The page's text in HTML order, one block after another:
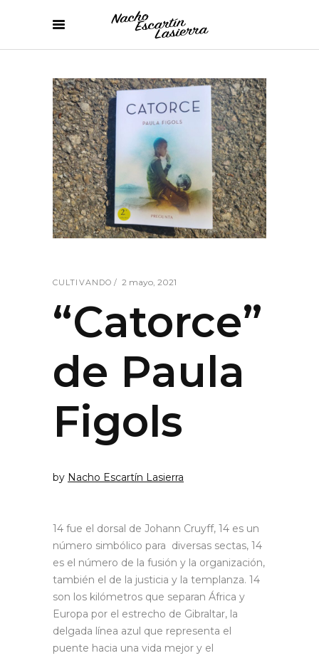
CULTIVANDO 2 mayo, 2021
“Catorce”
de Paula
Figols
by Nacho Escartín Lasierra
14 fue el dorsal de Johann Cruyff, 14 es un
número simbólico para diversas sectas, 14
es el número de la fusión y la organización,
también el de la justicia y la templanza. 14
son los kilómetros que separan África y
Europa por el estrecho de Gibraltar, la
delgada línea azul que representa el
puente hacia una vida mejor y el